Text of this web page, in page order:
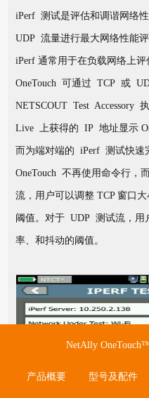
iPerf 测试是评估和调谐网络
UDP 流量进行最大网络性能评
iPerf 通常用于在负载网络上
OneTouch 可通过 TCP 或
NETSCOUT Test Accessory
Live 上获得的 IP 地址显示
而为端对端的 iPerf 测试快速
OneTouch 不再使用命令行，
流，用户可以调整 TCP 窗口
阈值。对于 UDP 测试流，用
率、和抖动的阈值。
NetAlly
产品概要 型号及配件